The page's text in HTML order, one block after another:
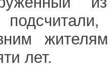
лет.